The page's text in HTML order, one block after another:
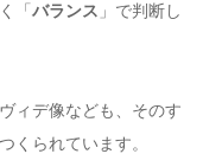
「 バランス 」で判断し
ィデ像なども、そのす
くられています。